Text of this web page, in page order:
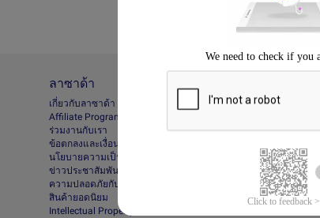
ลาซาด้า
เกี่ยวกับลาซาด้า
Afﬁliate Program
ร่วมงานกับเรา
ข้อตกลงและเงื่อนไข
นโยบายความเป็นส่วนตัว
ข่าวประชาสัมพันธ์
ความปลอดภัยกับลาซาด้า
สินค้ายอดนิยม
Intellectual Property Protection